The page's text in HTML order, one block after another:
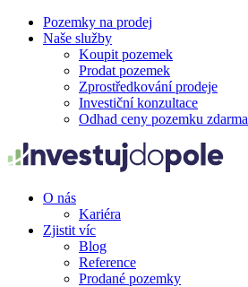
Pozemky na prodej
Naše služby
Koupit pozemek
Prodat pozemek
Zprostředkování prodeje
Investiční konzultace
Odhad ceny pozemku zdarma
O nás
Kariéra
Zjistit víc
Blog
Reference
Prodané pozemky